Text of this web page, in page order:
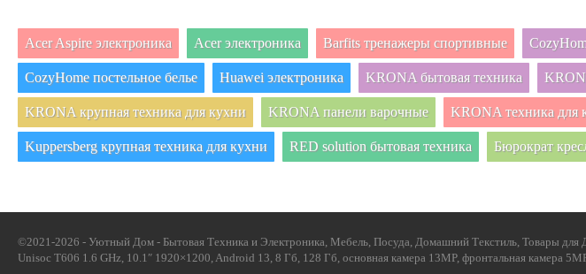
Acer Aspire электроника Acer электроника Barfits тренажеры спортивные
CozyHome постельное белье Huawei электроника KRONA бытовая техника
KRONA крупная техника для кухни KRONA панели варочные KRONA техника для
Kuppersberg крупная техника для кухни RED solution бытовая техника Бюрократ
©2021-2026 - Уютный Дом - Бытовая Техника и Электроника, Мебель, Посуда, Домашний Текстиль, Товары для
Unisoc T606 1.6 GHz, 10.1″ 1920×1200, Android 13, 8 Гб, 128 Гб, основная камера 13MP, фронтальная камера